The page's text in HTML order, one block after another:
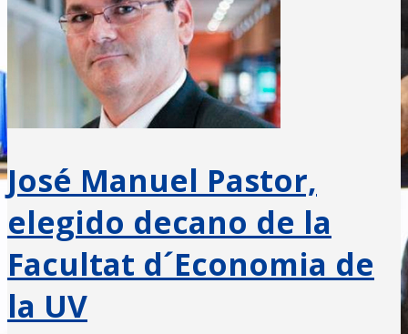
José Manuel Pastor,
elegido decano de la
Facultat d´Economia de
la UV